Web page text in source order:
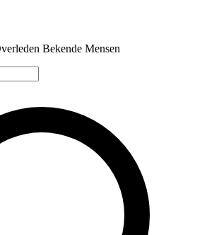
Bekende Mensen